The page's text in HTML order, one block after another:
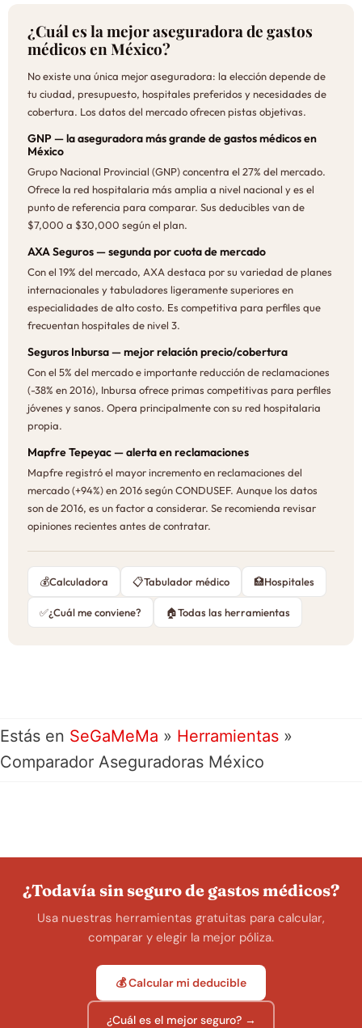
¿Cuál es la mejor aseguradora de gastos
médicos en México?
No existe una única mejor aseguradora: la elección depende de
tu ciudad, presupuesto, hospitales preferidos y necesidades de
cobertura. Los datos del mercado ofrecen pistas objetivas.
GNP — la aseguradora más grande de gastos médicos en
México
Grupo Nacional Provincial (GNP) concentra el 27% del mercado.
Ofrece la red hospitalaria más amplia a nivel nacional y es el
punto de referencia para comparar. Sus deducibles van de
$7,000 a $30,000 según el plan.
AXA Seguros — segunda por cuota de mercado
Con el 19% del mercado, AXA destaca por su variedad de planes
internacionales y tabuladores ligeramente superiores en
especialidades de alto costo. Es competitiva para perfiles que
frecuentan hospitales de nivel 3.
Seguros Inbursa — mejor relación precio/cobertura
Con el 5% del mercado e importante reducción de reclamaciones
(-38% en 2016), Inbursa ofrece primas competitivas para perfiles
jóvenes y sanos. Opera principalmente con su red hospitalaria
propia.
Mapfre Tepeyac — alerta en reclamaciones
Mapfre registró el mayor incremento en reclamaciones del
mercado (+94%) en 2016 según CONDUSEF. Aunque los datos
son de 2016, es un factor a considerar. Se recomienda revisar
opiniones recientes antes de contratar.
💰Calculadora 📋Tabulador médico 🏥Hospitales
✅¿Cuál me conviene? 🏠Todas las herramientas
Estás en SeGaMeMa » Herramientas »
Comparador Aseguradoras México
¿Todavía sin seguro de gastos médicos?
Usa nuestras herramientas gratuitas para calcular,
comparar y elegir la mejor póliza.
💰 Calcular mi deducible
¿Cuál es el mejor seguro? →